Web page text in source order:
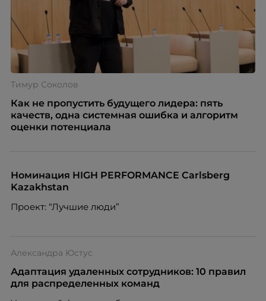
Тимур Соколов
Как не пропустить будущего лидера: пять
качеств, одна системная ошибка и алгоритм
оценки потенциала
Номинация HIGH PERFORMANCE Carlsberg
Kazakhstan
Проект: “Лучшие люди”
Александра Юстус
Адаптация удаленных сотрудников: 10 правил
для распределенных команд